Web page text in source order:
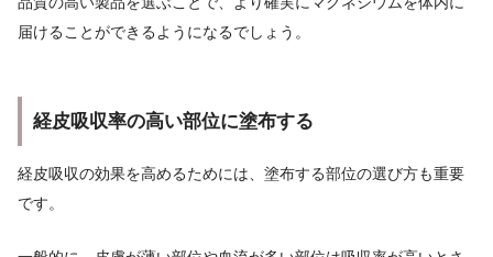
届けることができるようになるでしょう。
経皮吸収率の高い部位に塗布する
経皮吸収の効果を高めるためには、塗布する部位の選び方も重要
です。